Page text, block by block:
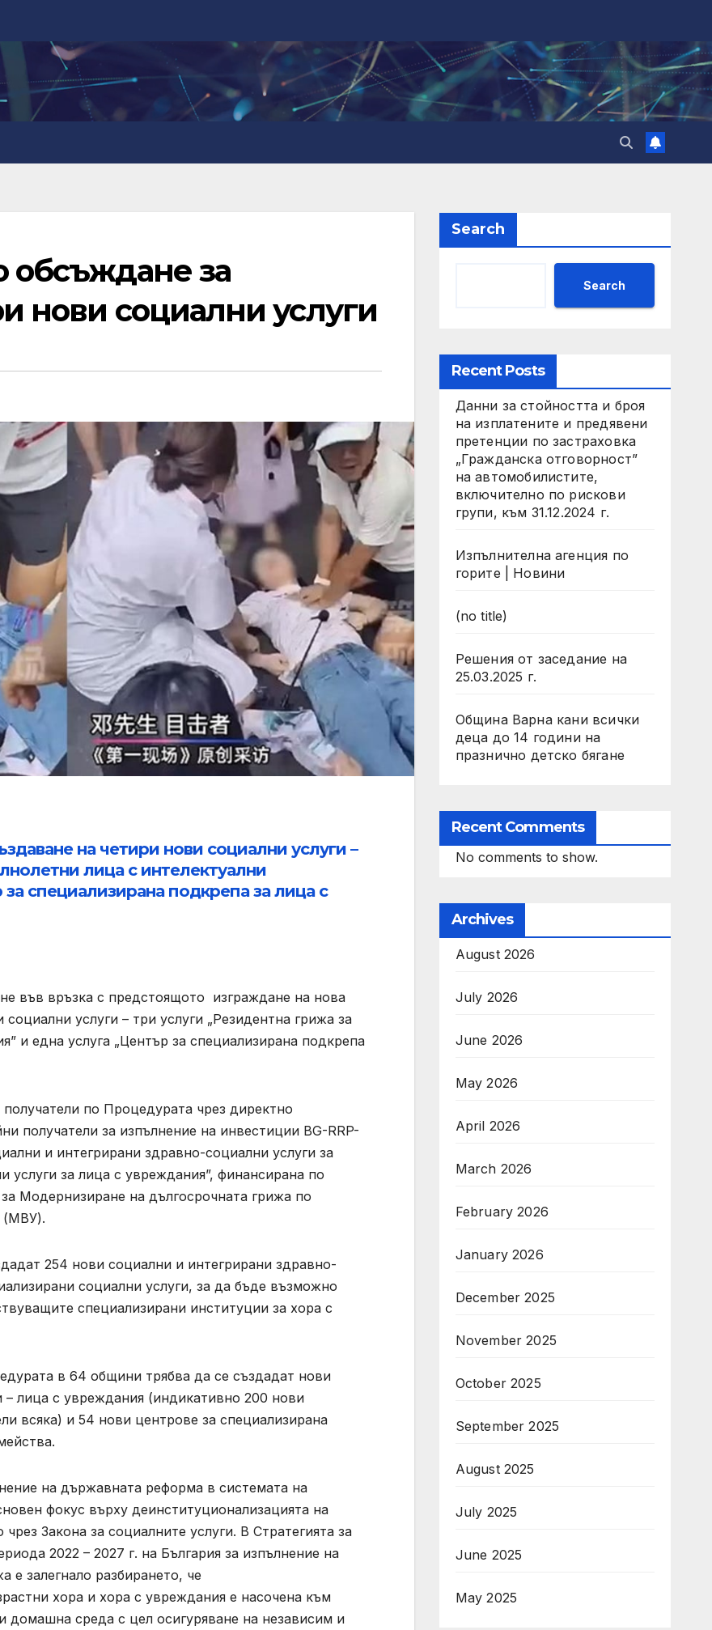
обсъждане за
нови социални услуги
на четири нови социални услуги –
лица с интелектуални
специализирана подкрепа за лица с
във връзка с предстоящото изграждане на нова
услуги – три услуги „Резидентна грижа за
и една услуга „Център за специализирана подкрепа
по Процедурата чрез директно
получатели за изпълнение на инвестиции BG-RRP-
и интегрирани здравно-социални услуги за
услуги за лица с увреждания”, финансирана по
Модернизиране на дългосрочната грижа по
(МВУ).
254 нови социални и интегрирани здравно-
социални услуги, за да бъде възможно
специализирани институции за хора с
в 64 общини трябва да се създадат нови
– лица с увреждания (индикативно 200 нови
всяка) и 54 нови центрове за специализирана
на държавната реформа в системата на
фокус върху деинституционализацията на
Закона за социалните услуги. В Стратегията за
2022 – 2027 г. на България за изпълнение на
е залегнало разбирането, че
хора и хора с увреждания е насочена към
домашна среда с цел осигуряване на независим и
Search
Search
Recent Posts
Данни за стойността и броя
на изплатените и предявени
претенции по застраховка
„Гражданска отговорност”
на автомобилистите,
включително по рискови
групи, към 31.12.2024 г.
Изпълнителна агенция по
горите | Новини
(no title)
Решения от заседание на
25.03.2025 г.
Община Варна кани всички
деца до 14 години на
празнично детско бягане
Recent Comments
No comments to show.
Archives
August 2026
July 2026
June 2026
May 2026
April 2026
March 2026
February 2026
January 2026
December 2025
November 2025
October 2025
September 2025
August 2025
July 2025
June 2025
May 2025